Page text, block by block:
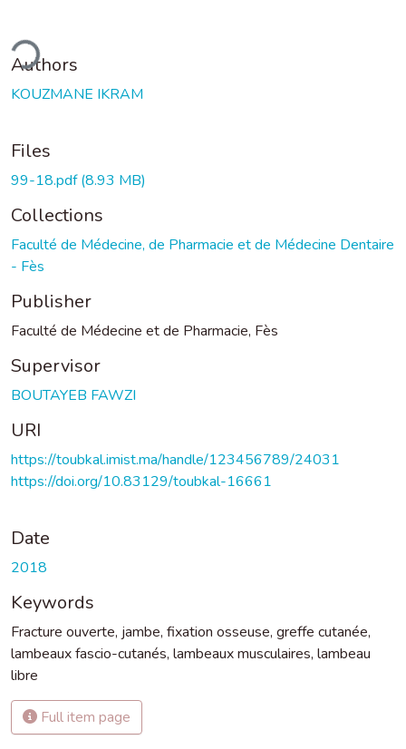
Authors
KOUZMANE IKRAM
Files
99-18.pdf(8.93 MB)
Collections
Faculté de Médecine, de Pharmacie et de Médecine Dentaire
- Fès
Publisher
Faculté de Médecine et de Pharmacie, Fès
Supervisor
BOUTAYEB FAWZI
URI
https://toubkal.imist.ma/handle/123456789/24031
https://doi.org/10.83129/toubkal-16661
Date
2018
Keywords
Fracture ouverte, jambe, fixation osseuse, greffe cutanée,
lambeaux fascio-cutanés, lambeaux musculaires, lambeau
libre
Full item page